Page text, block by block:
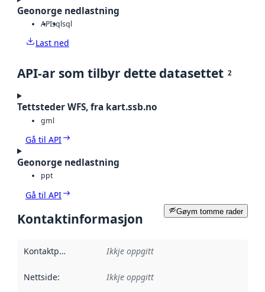
Geonorge nedlastning
APIsqlsql
Last ned
API-ar som tilbyr dette datasettet 2
Tettsteder WFS, fra kart.ssb.no
gml
Gå til API
Geonorge nedlastning
ppt
Gå til API
Gøym tomme rader
Kontaktinformasjon
Kontaktpunkt Ikkje oppgitt
Nettside: Ikkje oppgitt